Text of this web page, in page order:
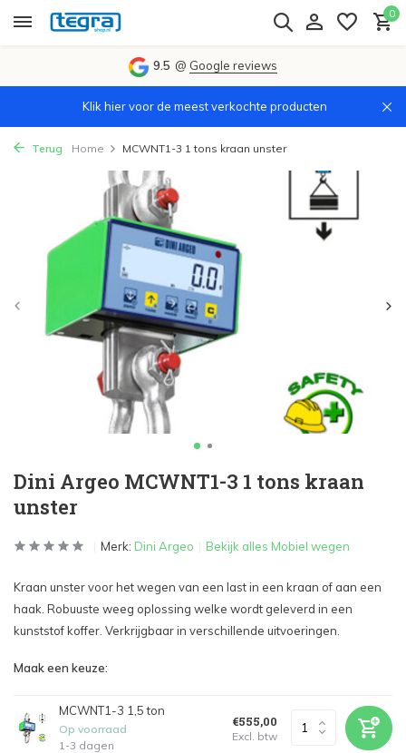
0
9.5 @ Google reviews
Klik hier voor de meest verkochte producten
Terug Home MCWNT1-3 1 tons kraan unster
Dini Argeo MCWNT1-3 1 tons kraan
unster
Merk: Dini Argeo Bekijk alles Mobiel wegen
Kraan unster voor het wegen van een last in een kraan of aan een
haak. Robuuste weeg oplossing welke wordt geleverd in een
kunststof koffer. Verkrijgbaar in verschillende uitvoeringen.
Maak een keuze:
MCWNT1-3 1,5 ton
Op voorraad
1-3 dagen
€555,00
Excl. btw